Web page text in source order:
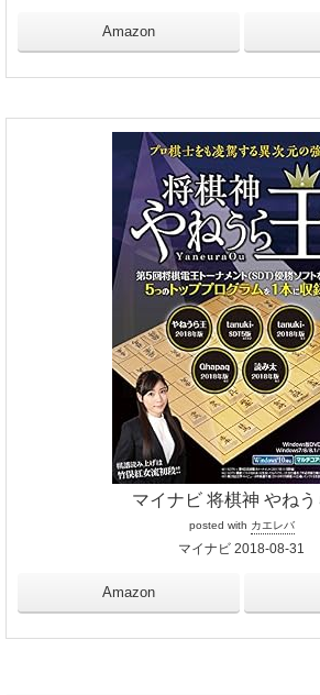
Amazon
マイナビ 将棋神 やねう
posted with カエレバ
マイナビ 2018-08-31
Amazon